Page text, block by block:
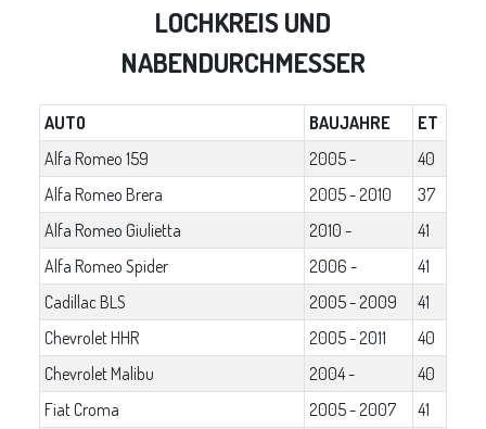
LOCHKREIS UND
NABENDURCHMESSER
AUTO BAUJAHRE
ET
Alfa Romeo 159
2005 -
40
Alfa Romeo Brera
2005 - 2010
37
Alfa Romeo Giulietta
2010 -
41
Alfa Romeo Spider
2006 -
41
Cadillac BLS
2005 - 2009
41
Chevrolet HHR
2005 - 2011
40
Chevrolet Malibu
2004 -
40
Fiat Croma
2005 - 2007 41